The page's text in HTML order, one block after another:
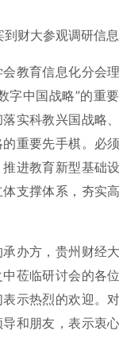
到财大参观调研信
教育信息化分会
字中国战略”的重
实科教兴国战略
重要先手棋。必
进教育新型基础
支撑体系，夯实
办方，贵州财经
莅临研讨会的各
示热烈的欢迎。
和朋友，表示衷